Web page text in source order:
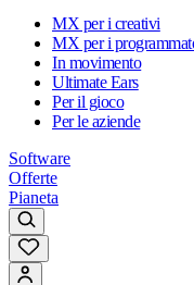
MX per i creativi
MX per i
In movimento
Ultimate Ears
Per il gioco
Per le aziende
Software
Offerte
Pianeta